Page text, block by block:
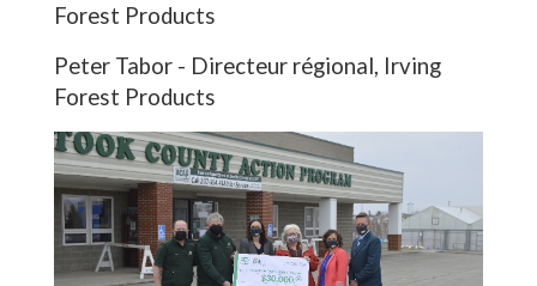
Forest Products
Peter Tabor - Directeur régional, Irving
Forest Products